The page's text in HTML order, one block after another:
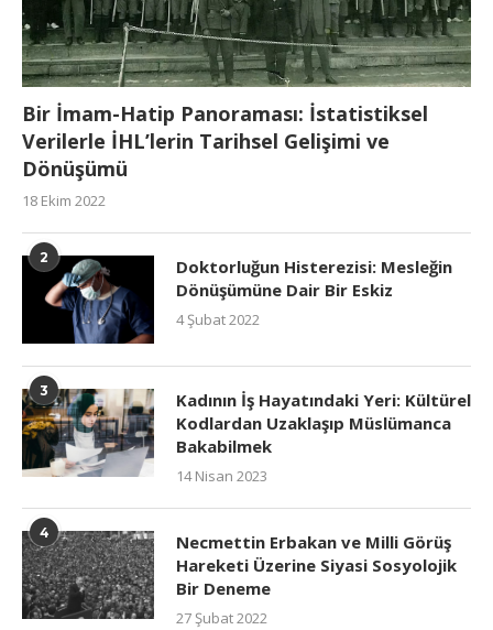
Bir İmam-Hatip Panoraması: İstatistiksel
Verilerle İHL’lerin Tarihsel Gelişimi ve
Dönüşümü
18 Ekim 2022
2
Doktorluğun Histerezisi: Mesleğin
Dönüşümüne Dair Bir Eskiz
4 Şubat 2022
3
Kadının İş Hayatındaki Yeri: Kültürel
Kodlardan Uzaklaşıp Müslümanca
Bakabilmek
14 Nisan 2023
4
Necmettin Erbakan ve Milli Görüş
Hareketi Üzerine Siyasi Sosyolojik
Bir Deneme
27 Şubat 2022